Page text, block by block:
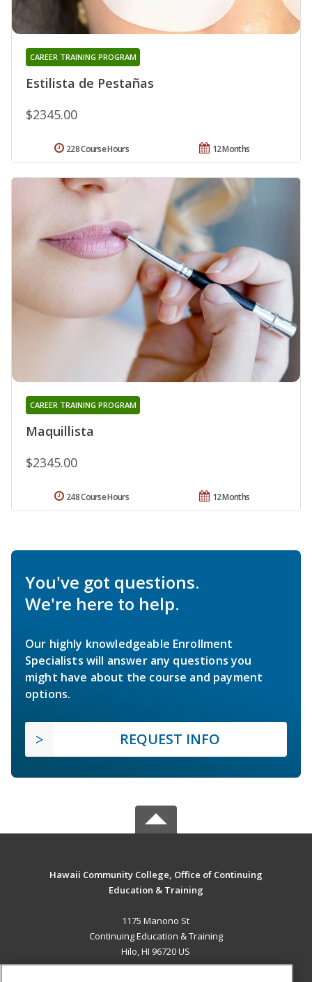
Estilista de Pestañas
CAREER TRAINING PROGRAM
$2345.00
12 Months
228 Course Hours
Maquillista
CAREER TRAINING PROGRAM
$2345.00
12 Months
248 Course Hours
You've got questions.
We're here to help.
Our highly knowledgeable Enrollment
Specialists will answer any questions you
might have about the course and payment
options.
REQUEST INFO
Hawaii Community College, Office of Continuing
Education & Training
1175 Manono St
Continuing Education & Training
Hilo, HI 96720 US